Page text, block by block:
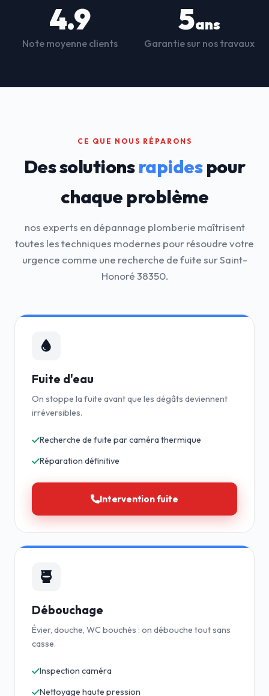
4.9
Note moyenne clients
5ans
Garantie sur nos travaux
CE QUE NOUS RÉPARONS
Des solutionsrapidespour
chaque problème
nos experts en dépannage plomberie maîtrisent
toutes les techniques modernes pour résoudre votre
urgence comme une recherche de fuite sur Saint-
Honoré 38350.
Fuite d'eau
On stoppe la fuite avant que les dégâts deviennent
irréversibles.
Recherche de fuite par caméra thermique
Réparation définitive
Intervention fuite
Débouchage
Évier, douche, WC bouchés : on débouche tout sans
casse.
Inspection caméra
Nettoyage haute pression